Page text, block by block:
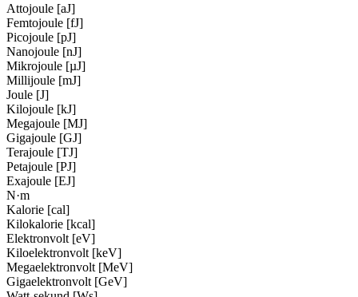
Attojoule [aJ]
Femtojoule [fJ]
Picojoule [pJ]
Nanojoule [nJ]
Mikrojoule [µJ]
Millijoule [mJ]
Joule [J]
Kilojoule [kJ]
Megajoule [MJ]
Gigajoule [GJ]
Terajoule [TJ]
Petajoule [PJ]
Exajoule [EJ]
N·m
Kalorie [cal]
Kilokalorie [kcal]
Elektronvolt [eV]
Kiloelektronvolt [keV]
Megaelektronvolt [MeV]
Gigaelektronvolt [GeV]